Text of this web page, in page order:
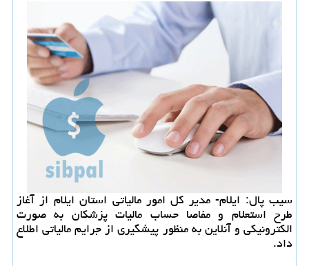
سیب پال: ایلام- مدیر كل امور مالیاتی استان ایلام از آغاز
طرح استعلام و مفاصا حساب مالیات پزشكان به صورت
الكترونیكی و آنلاین به منظور پیشگیری از جرایم مالیاتی اطلاع
داد.